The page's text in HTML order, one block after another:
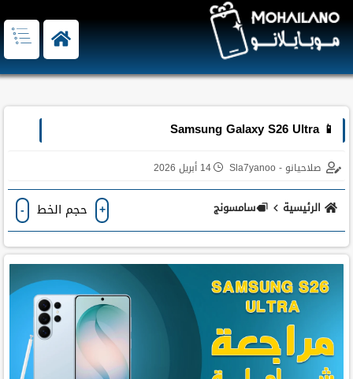
📱 Samsung Galaxy S26 Ultra
صلاحيانو - Sla7yanoo 14 أبريل 2026
الرئيسية سامسونج + حجم الخط -